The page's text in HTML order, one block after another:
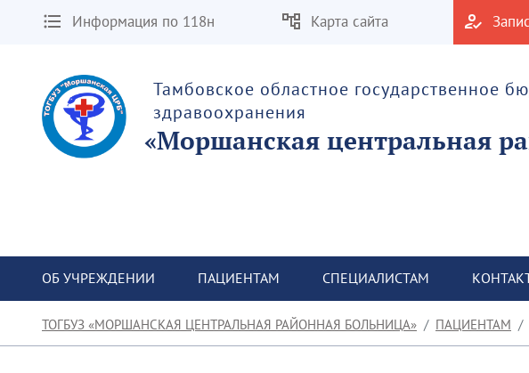
Информация по 118н Карта сайта
Тамбовское областное государственное
здравоохранения
«Моршанская центральная
ОБ УЧРЕЖДЕНИИ ПАЦИЕНТАМ СПЕЦИАЛИСТАМ
ТОГБУЗ «МОРШАНСКАЯ ЦЕНТРАЛЬНАЯ РАЙОННАЯ БОЛЬНИЦА» ПАЦИЕНТАМ